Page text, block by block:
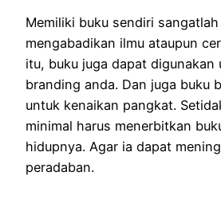
Memiliki buku sendiri
mengabadikan ilmu ataupun
itu, buku juga dapat digunakan
branding anda. Dan juga buku
untuk kenaikan pangkat.
minimal harus menerbitkan
hidupnya. Agar ia dapat
peradaban.